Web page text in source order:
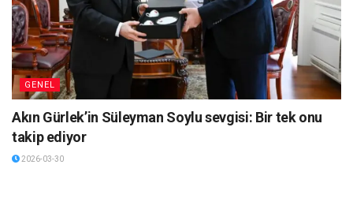
GENEL
Akın Gürlek’in Süleyman Soylu sevgisi: Bir tek onu
takip ediyor
2026-03-30